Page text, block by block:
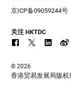
京ICP备09059244号
关注 HKTDC
© 2026
香港贸易发展局版权